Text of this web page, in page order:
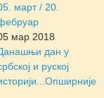
март / 20.
мар 2018
дан у
и руској
Опширније